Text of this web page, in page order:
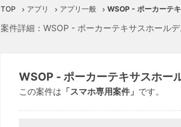
TOP アプリ アプリ一般 WSOP - ポーカーテ
案件詳細：WSOP - ポーカーテキサスホール
WSOP - ポーカーテキサスホー
この案件は 「スマホ専用案件」 です。